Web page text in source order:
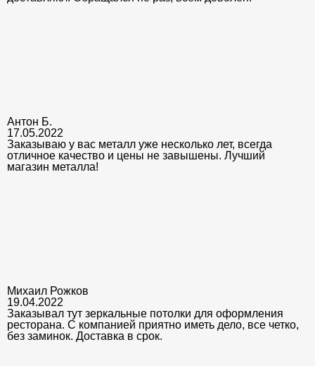
Антон Б.
17.05.2022
Заказываю у вас металл уже несколько лет, всегда
отличное качество и цены не завышены. Лучший
магазин металла!
Михаил Рожков
19.04.2022
Заказывал тут зеркальные потолки для оформления
ресторана. С компанией приятно иметь дело, все четко,
без заминок. Доставка в срок.